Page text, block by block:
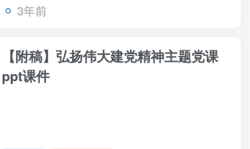
3年前
【附稿】弘扬伟大建党精神主题党课
ppt课件